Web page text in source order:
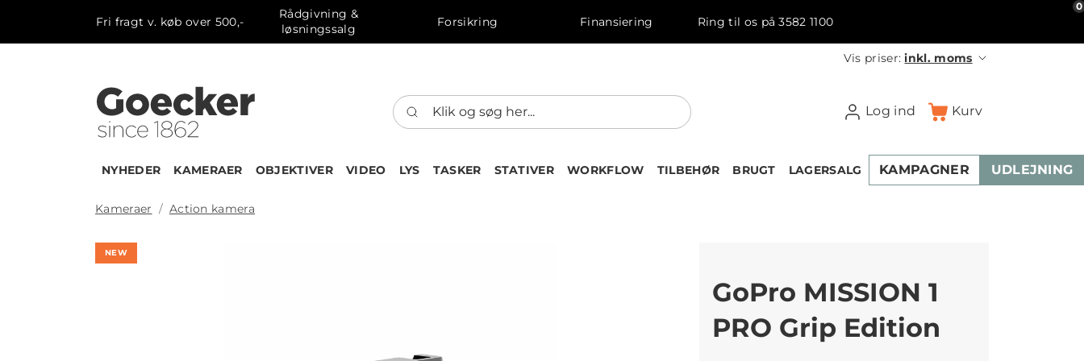
Fri fragt v. køb over 500,-
Rådgivning &
løsningssalg
Forsikring Finansiering Ring til os på 3582 1100
Vis priser:inkl. moms
Log ind Kurv
0
NYHEDER KAMERAER OBJEKTIVER VIDEO LYS TASKER STATIVER WORKFLOW TILBEHØR BRUGT LAGERSALG KAMPAGNER UDLEJNING
Kameraer Action kamera
NEW
GoPro MISSION 1
PRO Grip Edition